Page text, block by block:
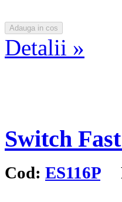
Detalii »
Switch
Cod: ES116P